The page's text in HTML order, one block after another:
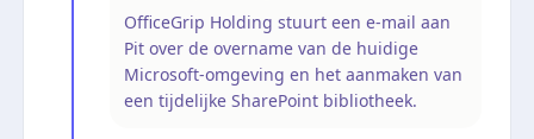
OfficeGrip Holding stuurt een e-mail aan
Pit over de overname van de huidige
Microsoft-omgeving en het aanmaken van
een tijdelijke SharePoint bibliotheek.